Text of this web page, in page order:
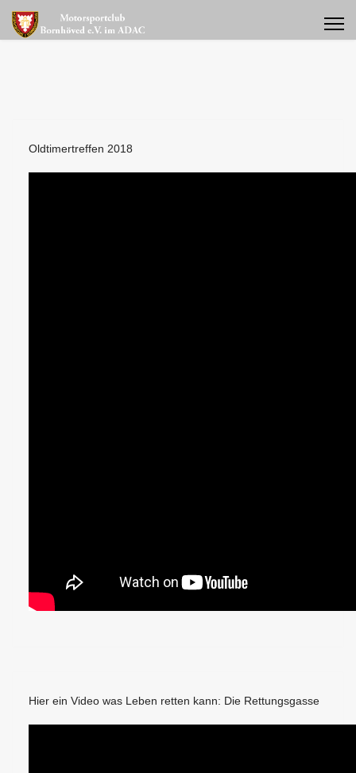
Oldtimertreffen 2018
Hier ein Video was Leben retten kann: Die Rettungsgasse